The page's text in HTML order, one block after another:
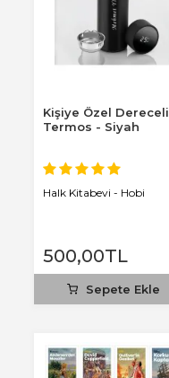
Kişiye Özel Dereceli
Termos - Siyah
Halk Kitabevi - Hobi
500,00TL
Sepete Ekle